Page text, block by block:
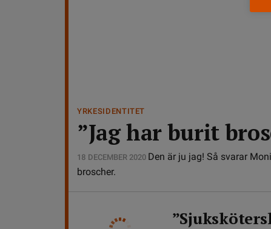
YRKESIDENTITET
”Jag har burit
18 DECEMBER 2020 Den är ju jag! Så svarar
broscher.